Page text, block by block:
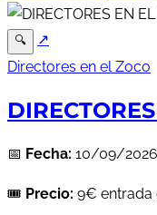
🔍
↗
Directores en el Zoco
📅 Fecha: 10/09/
🎟️ Precio: 9€ entrada